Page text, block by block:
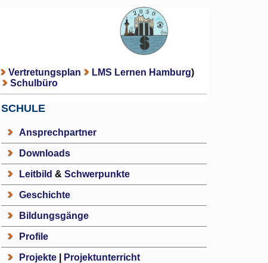
Vertretungsplan LMS Lernen Hamburg)
Schulbüro
SCHULE
Ansprechpartner
Downloads
Leitbild & Schwerpunkte
Geschichte
Bildungsgänge
Profile
Projekte| Projektunterricht